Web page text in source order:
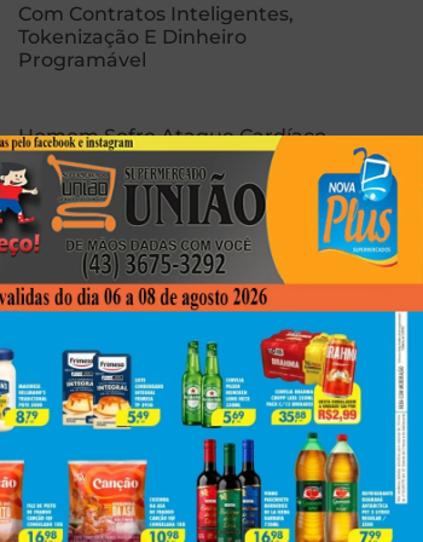
Com Contratos Inteligentes,
Tokenização E Dinheiro
Programável
Homem Sofre Ataque Cardíaco
Durante Relação Sexual, Morre E
Caso Gera Batalha Judicial Por
Doação De Órgãos
Cuidados Essenciais Para Tornar
O Pós-Operatório Mais Tranquilo